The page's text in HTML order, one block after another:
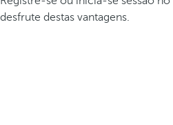
desfrute destas vantagens.